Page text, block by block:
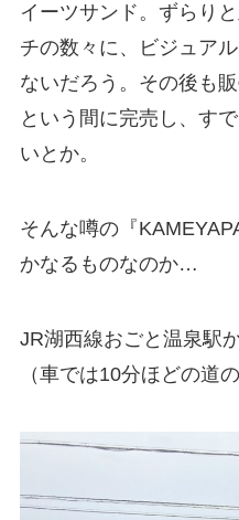
イーツサンド。ずらり
チの数々に、ビジュア
ないだろう。その後も
という間に完売し、す
いとか。
そんな噂の『
かなるものなのか…
JR湖西線おごと温泉駅
（車では10分ほどの道の